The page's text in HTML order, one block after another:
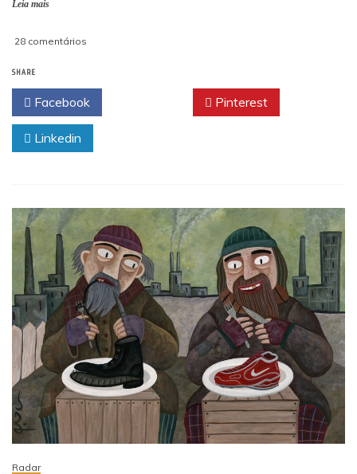
Leia mais
28 comentários
por
Zilma
Bandel
SHARE
Facebook Pinterest
Linkedin
Radar